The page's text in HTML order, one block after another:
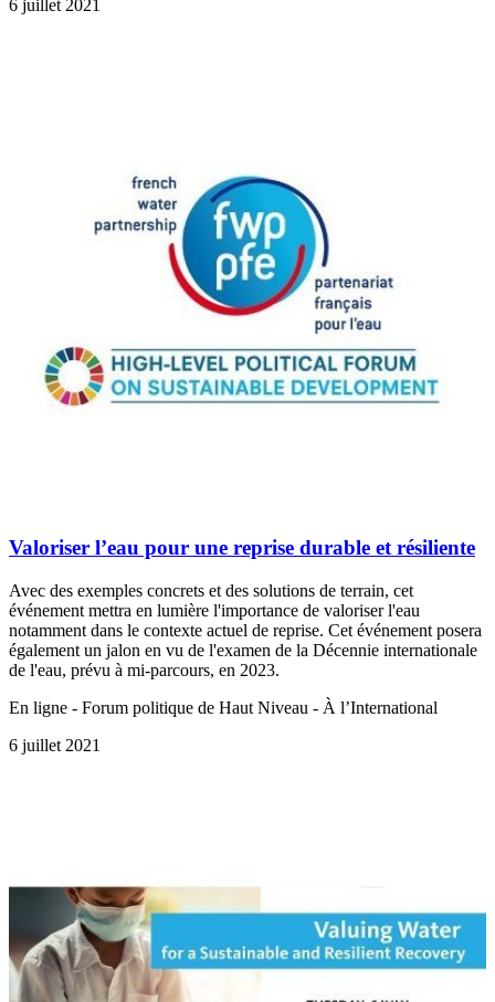
6 juillet 2021
Valoriser l’eau pour une reprise durable et résiliente
Avec des exemples concrets et des solutions de terrain, cet
événement mettra en lumière l'importance de valoriser l'eau
notamment dans le contexte actuel de reprise. Cet événement posera
également un jalon en vu de l'examen de la Décennie internationale
de l'eau, prévu à mi-parcours, en 2023.
En ligne - Forum politique de Haut Niveau - À l’International
6 juillet 2021